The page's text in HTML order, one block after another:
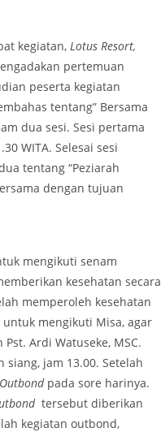
kegiatan, Lotus Resort,
pertemuan
peserta kegiatan
tentang” Bersama
dua sesi. Sesi pertama
WITA. Selesai sesi
tentang “Peziarah
dengan tujuan
mengikuti senam
kesehatan secara
memperoleh kesehatan
mengikuti Misa, agar
Ardi Watuseke, MSC.
jam 13.00. Setelah
Outbond pada sore harinya.
tersebut diberikan
kegiatan outbond,